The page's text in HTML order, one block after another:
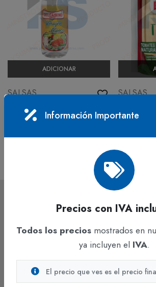
ADICIONAR
SALSAS
Vinagre x 500 cc
En stock
$3.112 IVA incluido
SALSAS
En stock
$20.900
Hacemos lo mejor para construir el país
humano capacitado para asumir
Información Importante
Precios con IVA
Todos los precios mostrados en
ya incluyen el IVA.
El precio que ves es el precio